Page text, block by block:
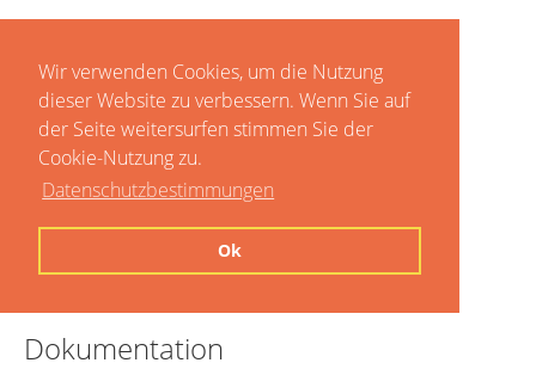
Wir verwenden Cookies, um die Nutzung
dieser Website zu verbessern. Wenn Sie auf
der Seite weitersurfen stimmen Sie der
Cookie-Nutzung zu.
Datenschutzbestimmungen
Ok
Dokumentation